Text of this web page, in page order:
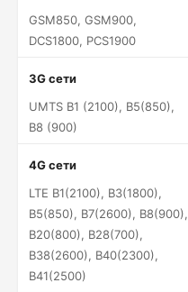
GSM850, GSM900,
DCS1800, PCS1900
3G сети
UMTS B1 (2100), B5(850),
B8 (900)
4G сети
LTE B1(2100), B3(1800),
B5(850), B7(2600), B8(900),
B20(800), B28(700),
B38(2600), B40(2300),
B41(2500)